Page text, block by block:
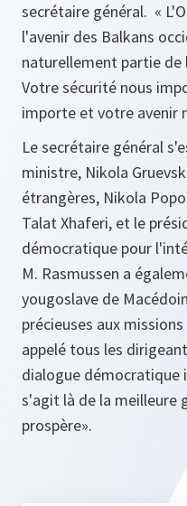
secrétaire général. «
l'avenir des Balkans
naturellement partie
Votre sécurité nous
importe et votre avenir
Le secrétaire général
ministre, Nikola
étrangères, Nikola
Talat Xhaferi, et le
démocratique pour
M. Rasmussen a
yougoslave de
précieuses aux
appelé tous les
dialogue démocratique
s'agit là de la meilleure
prospère».